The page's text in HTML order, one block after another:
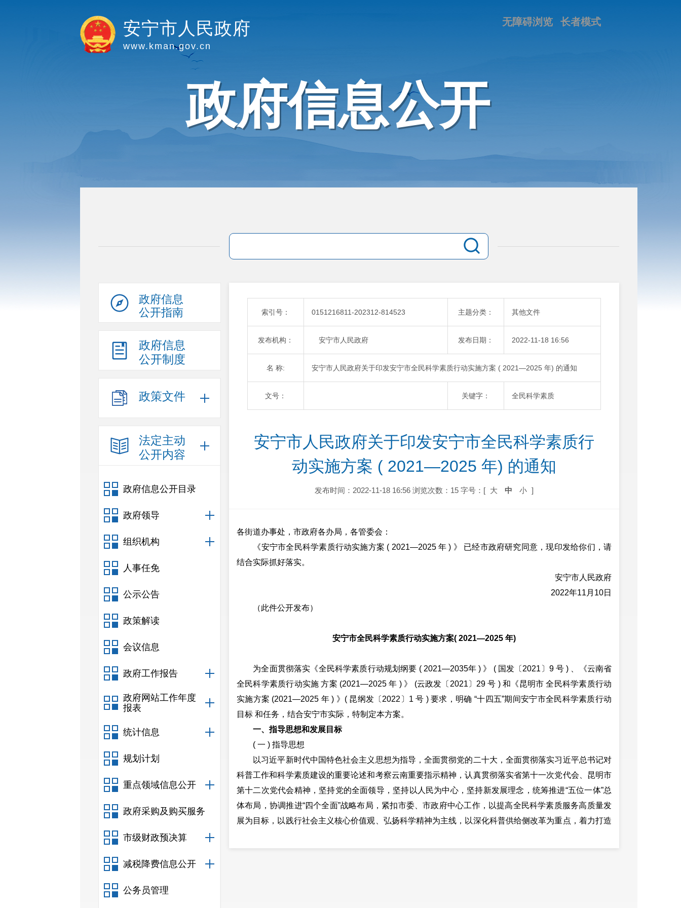
长者模式
无障碍浏览
安宁市人民政府
www.kman.gov.cn
政府信息公开
政府信息
公开指南
政府信息
公开制度
政策文件
法定主动
公开内容
政府信息公开目录
政府领导
组织机构
人事任免
公示公告
政策解读
会议信息
政府工作报告
政府网站工作年度
报表
统计信息
规划计划
重点领域信息公开
政府采购及购买服务
市级财政预决算
减税降费信息公开
公务员管理
索引号： 0151216811-202312-814523 主题分类： 其他文件
发布机构： 安宁市人民政府 发布日期： 2022-11-18 16:56
名 称: 安宁市人民政府关于印发安宁市全民科学素质行动实施方案 ( 2021—2025 年) 的通知
文号： 关键字： 全民科学素质
安宁市人民政府关于印发安宁市全民科学素质行
动实施方案 ( 2021—2025 年) 的通知
发布时间：2022-11-18 16:56 浏览次数：15 字号：[ 大 中 小 ]
各街道办事处，市政府各办局，各管委会：
《安宁市全民科学素质行动实施方案 ( 2021—2025 年 ) 》 已经市政府研究同意，现印发给你们，请
结合实际抓好落实。
安宁市人民政府
2022年11月10日
（此件公开发布）
安宁市全民科学素质行动实施方案( 2021—2025 年)
为全面贯彻落实《全民科学素质行动规划纲要 ( 2021—2035年 ) 》 ( 国发〔2021〕9 号 ) 、《云南省
全民科学素质行动实施 方案 (2021—2025 年 ) 》 (云政发〔2021〕29 号 ) 和《昆明市 全民科学素质行动
实施方案 (2021—2025 年 ) 》( 昆纲发〔2022〕1 号 ) 要求，明确 “十四五”期间安宁市全民科学素质行动
目标 和任务，结合安宁市实际，特制定本方案。
一、指导思想和发展目标
( 一 ) 指导思想
以习近平新时代中国特色社会主义思想为指导，全面贯彻党的二十大，全面贯彻落实习近平总书记对
科普工作和科学素质建设的重要论述和考察云南重要指示精神，认真贯彻落实省第十一次党代会、昆明市
第十二次党代会精神，坚持党的全面领导，坚持以人民为中心，坚持新发展理念，统筹推进“五位一体”总
体布局，协调推进“四个全面”战略布局，紧扣市委、市政府中心工作，以提高全民科学素质服务高质量发
展为目标，以践行社会主义核心价值观、弘扬科学精神为主线，以深化科普供给侧改革为重点，着力打造
学、用科学的良好氛围，提升社会文明程度，为服务“工业立市”、“昆安融城”、 “共同富裕”、 “生态优先”四